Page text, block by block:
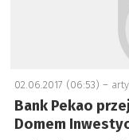
02.06.2017 (06:53) –
Bank Pekao
Domem